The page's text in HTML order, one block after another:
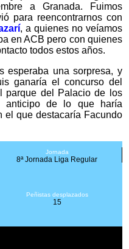
de documentación
a Granada. Fuimos
para reencontrarnos con
, a quienes no veíamos
en ACB pero con quienes
todos estos años.
esperaba una sorpresa, y
ganaría el concurso del
parque del Palacio de los
anticipo de lo que haría
el que destacaría Facundo
Jornada
8ª Jornada Liga Regular
Peñistas desplazados
15